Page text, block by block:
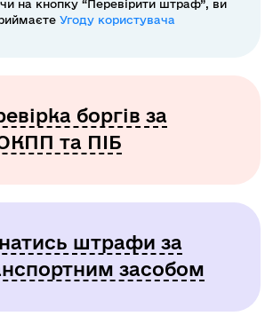
на кнопку “Перевірити штраф”, ви
Угоду користувача
боргів за
та ПІБ
штрафи за
засобом